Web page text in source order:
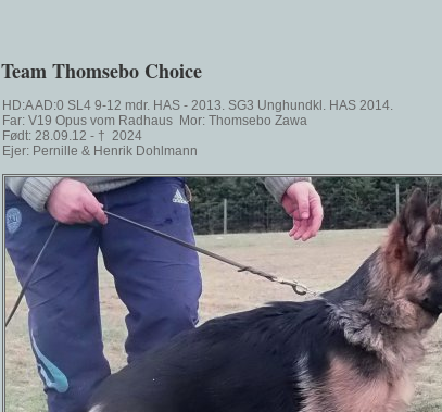
Team Thomsebo Choice
HD:A AD:0 SL4 9-12 mdr. HAS - 2013. SG3 Unghundkl. HAS 2014.
Far: V19 Opus vom Radhaus Mor: Thomsebo Zawa
Født: 28.09.12 - † 2024
Ejer: Pernille & Henrik Dohlmann